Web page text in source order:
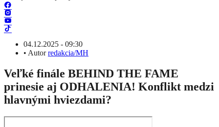
04.12.2025 - 09:30
• Autorredakcia/MH
Veľké finále BEHIND THE FAME
prinesie aj ODHALENIA! Konflikt medzi
hlavnými hviezdami?